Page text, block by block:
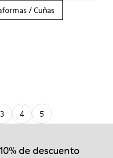
/ Cuñas
3 4 5
de descuento